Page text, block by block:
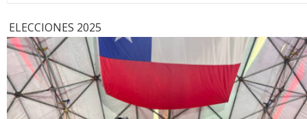
ELECCIONES 2025